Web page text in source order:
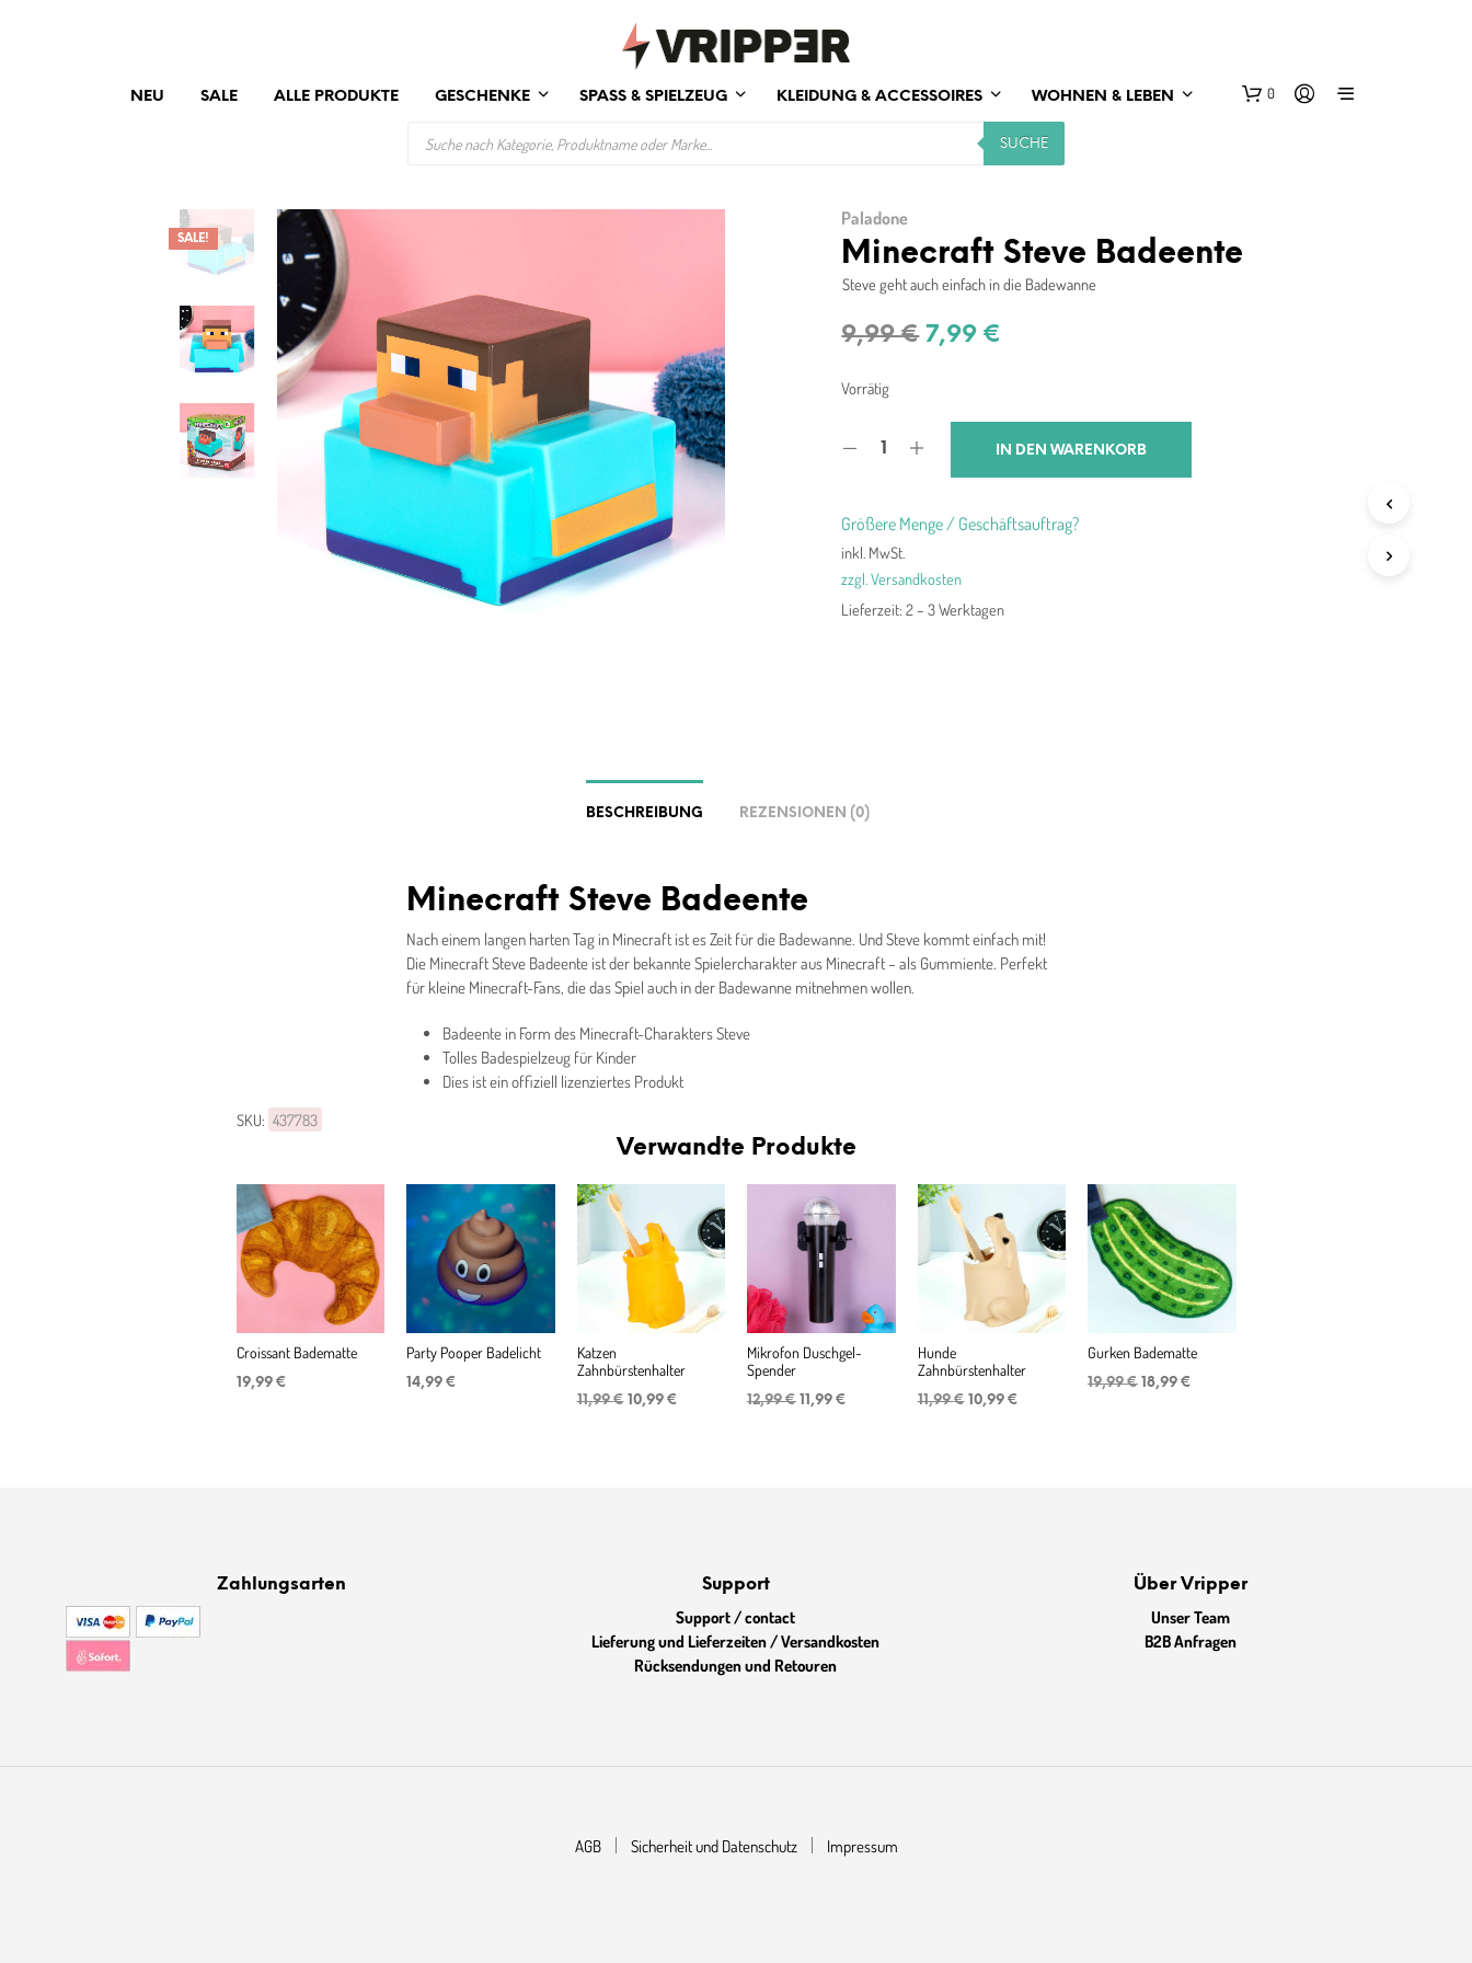
NEU SALE ALLE PRODUKTE GESCHENKE SPASS & SPIELZEUG KLEIDUNG & ACCESSOIRES WOHNEN & LEBEN 0
SUCHE
SALE!
Paladone
Minecraft Steve Badeente
Steve geht auch einfach in die Badewanne
9,99€ Ursprünglicher
9,99 €
7,99€
7,99 €.
Vorrätig
IN DEN WARENKORB
Größere Menge / Geschäftsauftrag?
inkl. MwSt.
zzgl. Versandkosten
Lieferzeit:2 – 3 Werktagen
BESCHREIBUNG REZENSIONEN (0)
Minecraft Steve Badeente
Nach einem langen harten Tag in Minecraft ist es Zeit für die Badewanne. Und Steve kommt einfach mit!
Die Minecraft Steve Badeente ist der bekannte Spielercharakter aus Minecraft – als Gummiente. Perfekt
für kleine Minecraft-Fans, die das Spiel auch in der Badewanne mitnehmen wollen.
Badeente in Form des Minecraft-Charakters Steve
Tolles Badespielzeug für Kinder
Dies ist ein offiziell lizenziertes Produkt
SKU: 437783
Verwandte Produkte
Croissant Badematte
19,99 €
Party Pooper Badelicht
14,99 €
Katzen
Zahnbürstenhalter
11,99€ Ursprünglicher
10,99 €
Mikrofon Duschgel-
Spender
12,99€ Ursprünglicher
11,99 €
Hunde
Zahnbürstenhalter
11,99€ Ursprünglicher
10,99 €
Gurken Badematte
19,99€ Ursprünglicher
18,99 €
Zahlungsarten Support
Support / contact
Lieferung und Lieferzeiten / Versandkosten
Rücksendungen und Retouren
Über Vripper
Unser Team
B2B Anfragen
AGB Sicherheit und Datenschutz Impressum